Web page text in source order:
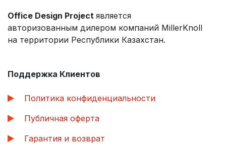
Office Design Project является
авторизованным дилером компаний MillerKnoll
на территории Республики Казахстан.
Поддержка Клиентов
Политика конфиденциальности
Публичная оферта
Гарантия и возврат